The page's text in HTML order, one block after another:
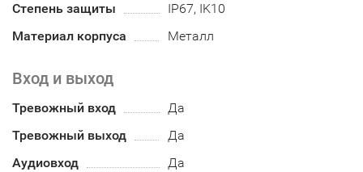
Степень защиты
IP67, IK10
Материал корпуса
Металл
Вход и выход
Тревожный вход
Да
Тревожный выход
Да
Аудиовход
Да